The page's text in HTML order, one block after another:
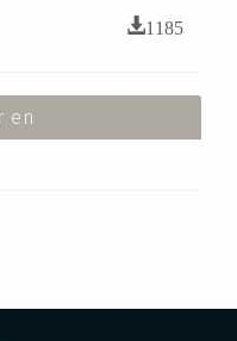
1185
en